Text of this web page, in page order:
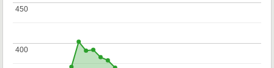
400
400
450
450